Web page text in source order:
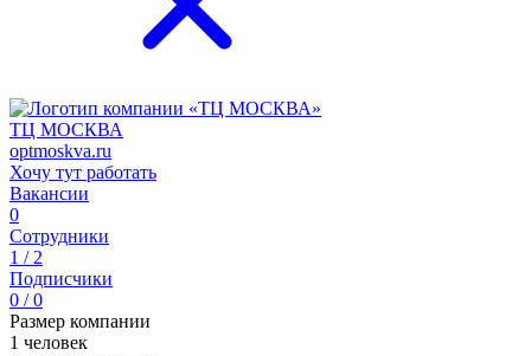
ТЦ МОСКВА
optmoskva.ru
Хочу тут работать
Вакансии
0
Сотрудники
1 / 2
Подписчики
0 / 0
Размер компании
1 человек